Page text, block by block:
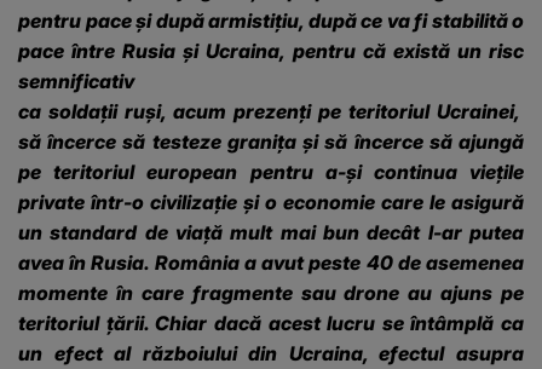
pentru pace și după armistițiu, după ce va fi stabilită o
pace între Rusia și Ucraina, pentru că există un risc
semnificativ
ca soldații ruși, acum prezenți pe teritoriul Ucrainei,
să încerce să testeze granița și să încerce să ajungă
pe teritoriul european pentru a-și continua viețile
private într-o civilizație și o economie care le asigură
un standard de viață mult mai bun decât l-ar putea
avea în Rusia. România a avut peste 40 de asemenea
momente în care fragmente sau drone au ajuns pe
teritoriul țării. Chiar dacă acest lucru se întâmplă ca
un efect al războiului din Ucraina, efectul asupra